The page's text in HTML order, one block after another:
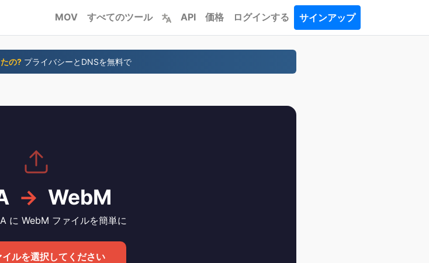
MOV すべてのツール API 価格 ログインする サインアップ
の?プライバシーとDNSを無料で
→ WebM
に WebM ファイルを簡単に
イルを選択してください